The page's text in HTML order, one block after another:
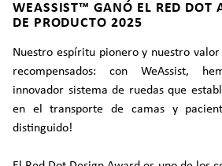
WEASSIST™ GANÓ EL RED DOT
DE PRODUCTO 2025
Nuestro espíritu pionero y nuestro
recompensados: con WeAssist,
innovador sistema de ruedas que
en el transporte de camas y
distinguido!